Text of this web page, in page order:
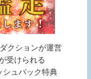
クションが運営
受けられる
シュバック特典